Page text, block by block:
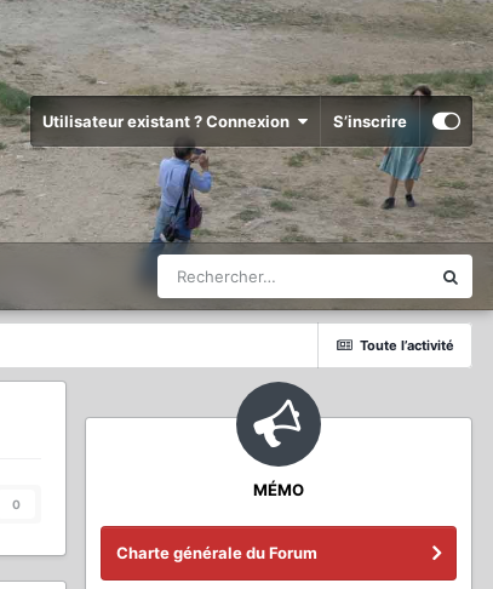
Utilisateur existant ? Connexion S’inscrire
Toute l’activité
0
MÉMO
Charte générale du Forum